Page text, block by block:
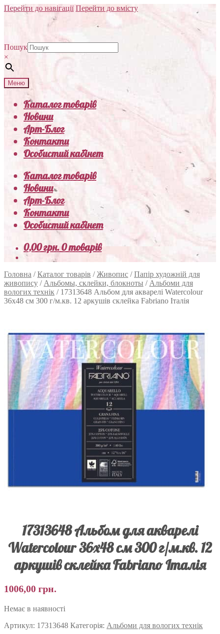
Перейти до навігації Перейти до вмісту
Пошук
×
Меню
Каталог товарів
Новини
Арт-Блог
Контакти
Особистий кабінет
Каталог товарів
Новини
Арт-Блог
Контакти
Особистий кабінет
0,00грн.0 товарів
Головна /Каталог товарів /Живопис /Папір художній для
живопису / Альбомы, склейки, блокноты / Альбоми для
вологих технік / 17313648 Альбом для акварелі Watercolour
36х48 см 300 г/м.кв. 12 аркушів склейка Fabriano Італія
17313648 Альбом для акварелі
Watercolour 36х48 см 300 г/м.кв. 12
аркушів склейка Fabriano Італія
1006,00 грн.
Немає в наявності
Артикул: 17313648 Категорія: Альбоми для вологих технік